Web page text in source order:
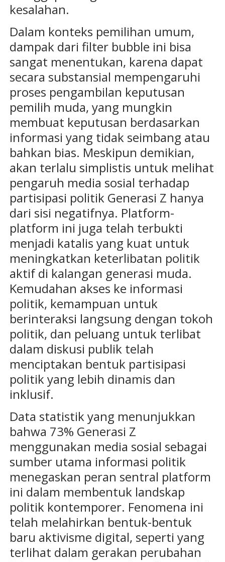
kesalahan.
Dalam konteks pemilihan umum,
dampak dari filter bubble ini bisa
sangat menentukan, karena dapat
secara substansial mempengaruhi
proses pengambilan keputusan
pemilih muda, yang mungkin
membuat keputusan berdasarkan
informasi yang tidak seimbang atau
bahkan bias. Meskipun demikian,
akan terlalu simplistis untuk melihat
pengaruh media sosial terhadap
partisipasi politik Generasi Z hanya
dari sisi negatifnya. Platform-
platform ini juga telah terbukti
menjadi katalis yang kuat untuk
meningkatkan keterlibatan politik
aktif di kalangan generasi muda.
Kemudahan akses ke informasi
politik, kemampuan untuk
berinteraksi langsung dengan tokoh
politik, dan peluang untuk terlibat
dalam diskusi publik telah
menciptakan bentuk partisipasi
politik yang lebih dinamis dan
inklusif.
Data statistik yang menunjukkan
bahwa 73% Generasi Z
menggunakan media sosial sebagai
sumber utama informasi politik
menegaskan peran sentral platform
ini dalam membentuk landskap
politik kontemporer. Fenomena ini
telah melahirkan bentuk-bentuk
baru aktivisme digital, seperti yang
terlihat dalam gerakan perubahan